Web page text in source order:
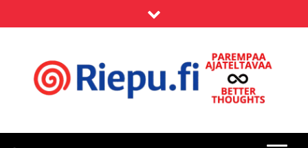
to
Riepu.fi